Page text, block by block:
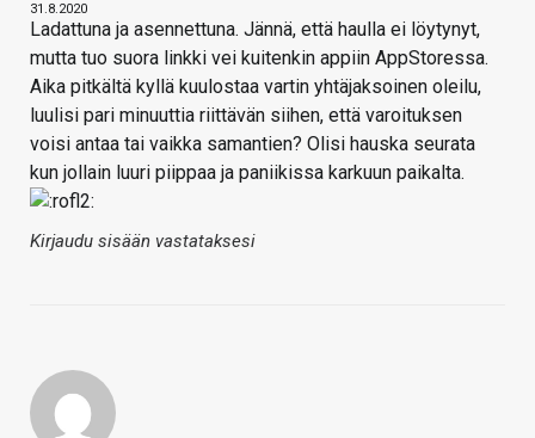
31.8.2020
Ladattuna ja asennettuna. Jännä, että haulla ei löytynyt,
mutta tuo suora linkki vei kuitenkin appiin AppStoressa.
Aika pitkältä kyllä kuulostaa vartin yhtäjaksoinen oleilu,
luulisi pari minuuttia riittävän siihen, että varoituksen
voisi antaa tai vaikka samantien? Olisi hauska seurata
kun jollain luuri piippaa ja paniikissa karkuun paikalta.
Kirjaudu sisään vastataksesi